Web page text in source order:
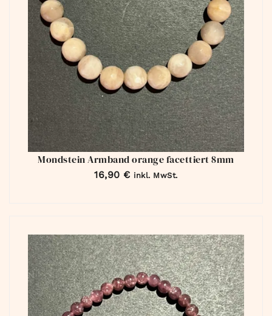
Mondstein Armband orange facettiert 8mm
16,90 € inkl. MwSt.